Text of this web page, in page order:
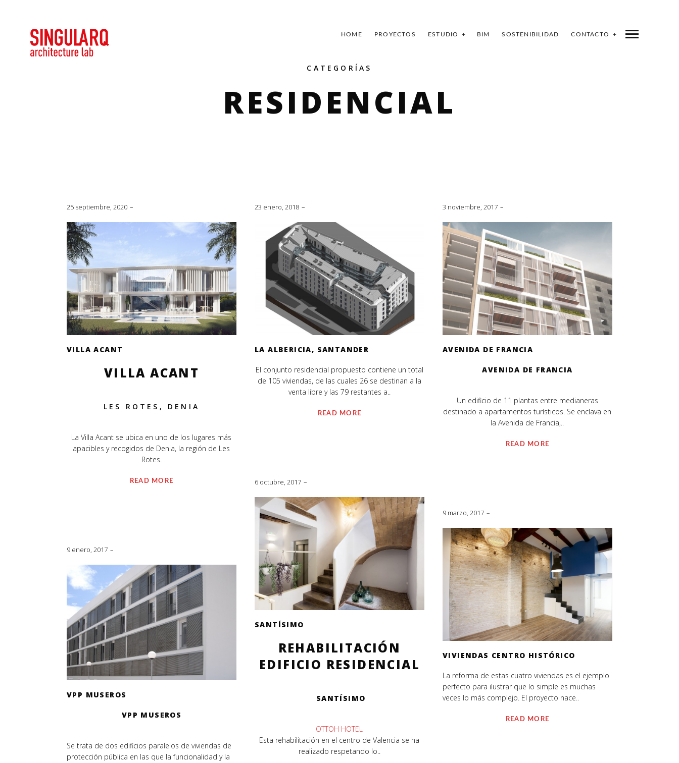
HOME PROYECTOS ESTUDIO BIM SOSTENIBILIDAD CONTACTO
CATEGORÍAS
RESIDENCIAL
25 septiembre, 2020
VILLA ACANT
VILLA ACANT
LES ROTES, DENIA
La Villa Acant se ubica en uno de los lugares más
apacibles y recogidos de Denia, la región de Les
Rotes.
READ MORE
23 enero, 2018
LA ALBERICIA, SANTANDER
El conjunto residencial propuesto contiene un total
de 105 viviendas, de las cuales 26 se destinan a la
venta libre y las 79 restantes a..
READ MORE
3 noviembre, 2017
AVENIDA DE FRANCIA
AVENIDA DE FRANCIA
Un edificio de 11 plantas entre medianeras
destinado a apartamentos turísticos. Se enclava en
la Avenida de Francia,..
READ MORE
6 octubre, 2017
SANTÍSIMO
REHABILITACIÓN
EDIFICIO RESIDENCIAL
SANTÍSIMO
OTTOH HOTEL
Esta rehabilitación en el centro de Valencia se ha
realizado respetando lo..
9 marzo, 2017
VIVIENDAS CENTRO HISTÓRICO
La reforma de estas cuatro viviendas es el ejemplo
perfecto para ilustrar que lo simple es muchas
veces lo más complejo. El proyecto nace..
READ MORE
9 enero, 2017
VPP MUSEROS
VPP MUSEROS
Se trata de dos edificios paralelos de viviendas de
protección pública en las que la funcionalidad y la